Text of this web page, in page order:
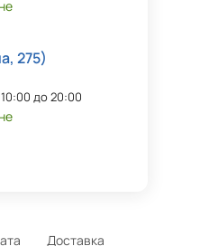
275)
до 20:00
Доставка